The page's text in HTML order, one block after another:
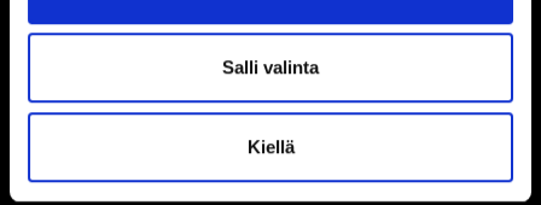
Salli valinta
Kiellä
Dometal varaosakeskus
32210 Loimaa